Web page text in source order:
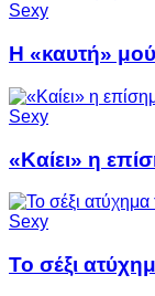
Sexy
Η «καυτή»
Sexy
«Καίει» η
Sexy
Το σέξι